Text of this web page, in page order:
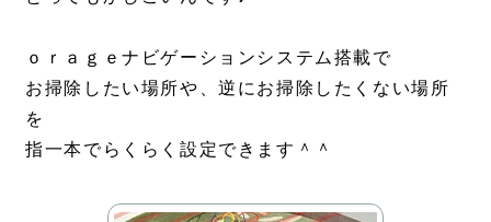
ｏｒａｇｅナビゲーションシステム搭載で
お掃除したい場所や、逆にお掃除したくない場所
を
指一本でらくらく設定できます＾＾